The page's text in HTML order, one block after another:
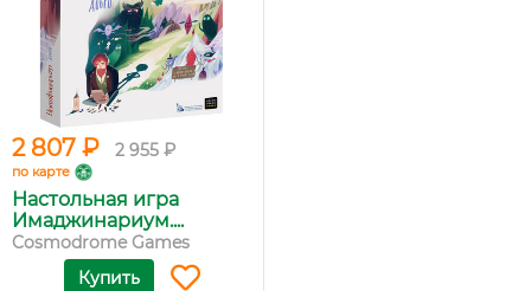
2 807 ₽ 2 955 ₽
по карте
Настольная игра
Имаджинариум....
Cosmodrome Games
Купить